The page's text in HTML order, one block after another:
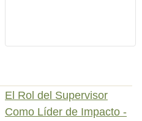
El Rol del Supervisor
Como Líder de Impacto -